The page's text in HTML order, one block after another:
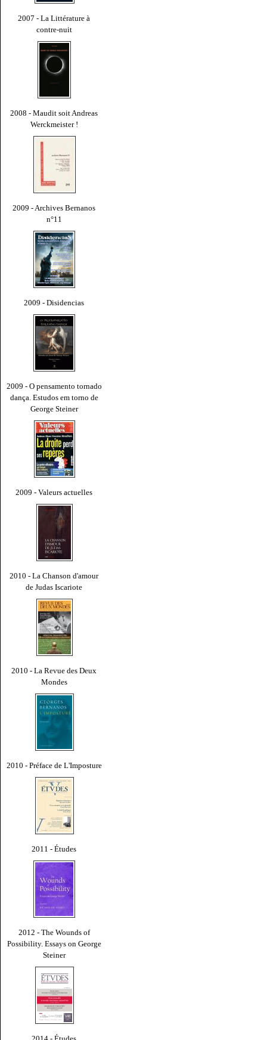
2007 - La Littérature à
contre-nuit
2008 - Maudit soit Andreas
Werckmeister !
2009 - Archives Bernanos
n°11
2009 - Disidencias
2009 - O pensamento tornado
dança. Estudos em torno de
George Steiner
2009 - Valeurs actuelles
2010 - La Chanson d'amour
de Judas Iscariote
2010 - La Revue des Deux
Mondes
2010 - Préface de L'Imposture
2011 - Études
2012 - The Wounds of
Possibility. Essays on George
Steiner